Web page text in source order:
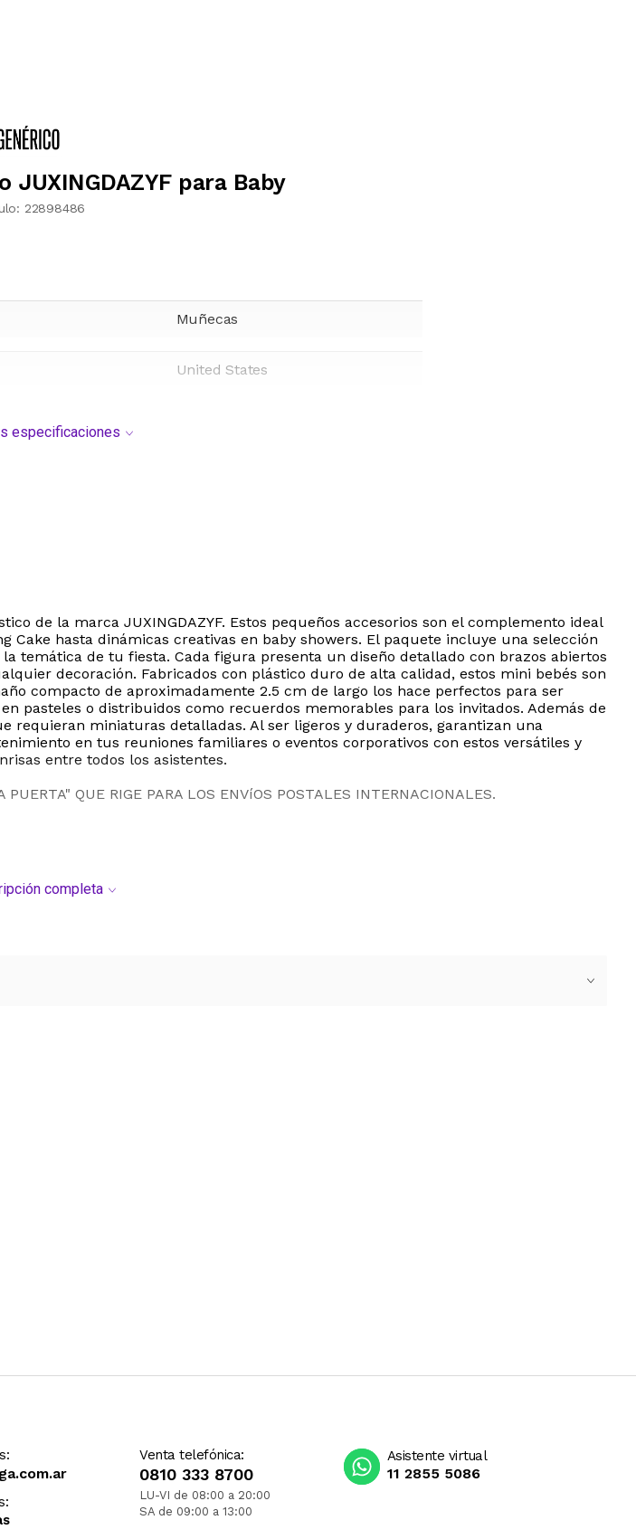
JUXINGDAZYF para Baby
22898486
Muñecas
United States
especificaciones
de la marca JUXINGDAZYF. Estos pequeños accesorios son el complemento ideal
hasta dinámicas creativas en baby showers. El paquete incluye una selección
temática de tu fiesta. Cada figura presenta un diseño detallado con brazos abiertos
decoración. Fabricados con plástico duro de alta calidad, estos mini bebés son
compacto de aproximadamente 2.5 cm de largo los hace perfectos para ser
pasteles o distribuidos como recuerdos memorables para los invitados. Además de
requieran miniaturas detalladas. Al ser ligeros y duraderos, garantizan una
en tus reuniones familiares o eventos corporativos con estos versátiles y
entre todos los asistentes.
QUE RIGE PARA LOS ENVíOS POSTALES INTERNACIONALES.
completa
Venta telefónica:
0810 333 8700
LU-VI de 08:00 a 20:00
SA de 09:00 a 13:00
Asistente virtual
11 2855 5086